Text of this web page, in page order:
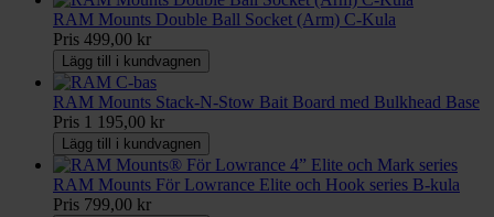
RAM Mounts Double Ball Socket (Arm) C-Kula
Pris 499,00 kr
Lägg till i kundvagnen
RAM Mounts Stack-N-Stow Bait Board med Bulkhead Base
Pris 1 195,00 kr
Lägg till i kundvagnen
RAM Mounts För Lowrance Elite och Hook series B-kula
Pris 799,00 kr